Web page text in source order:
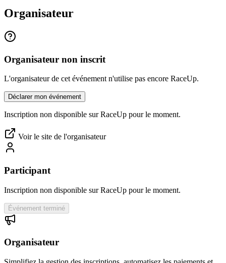
Organisateur
Organisateur non inscrit
L'organisateur de cet événement n'utilise pas encore RaceUp.
Déclarer mon événement
Inscription non disponible sur RaceUp pour le moment.
Voir le site de l'organisateur
Participant
Inscription non disponible sur RaceUp pour le moment.
Événement terminé
Organisateur